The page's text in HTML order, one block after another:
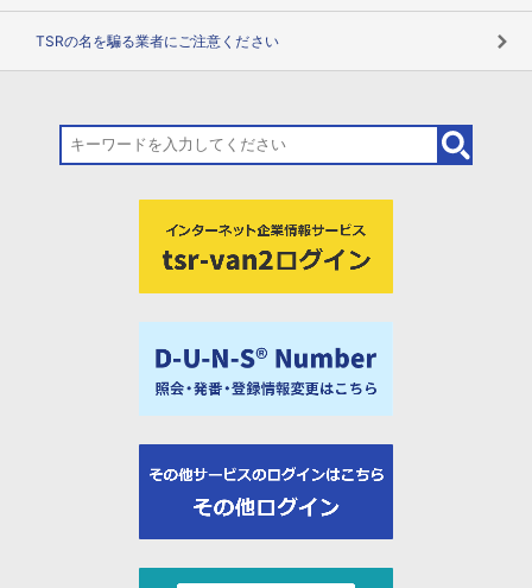
TSRの名を騙る業者にご注意ください